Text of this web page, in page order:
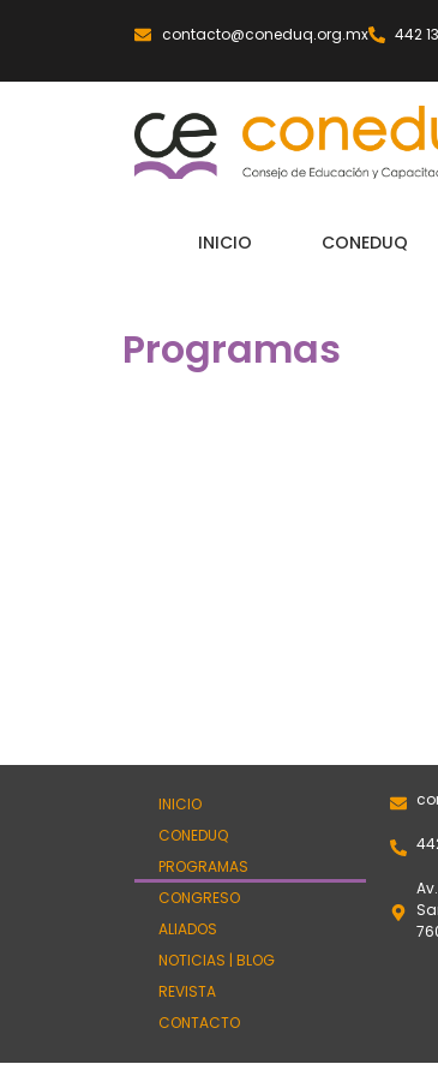
contacto@coneduq.org.mx 442
INICIO CONEDUQ
Programas
INICIO
CONEDUQ
PROGRAMAS
CONGRESO
ALIADOS
NOTICIAS | BLOG
REVISTA
CONTACTO